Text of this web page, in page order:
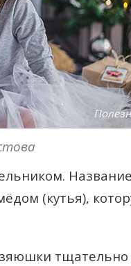
(кутья),